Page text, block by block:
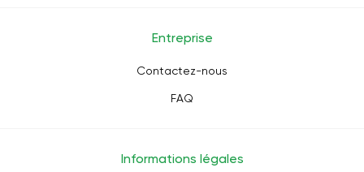
Entreprise
Contactez-nous
FAQ
Informations légales